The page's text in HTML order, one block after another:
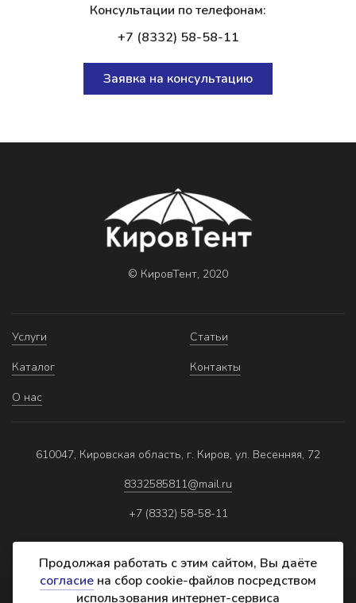
Консультации по телефонам:
+7 (8332) 58-58-11
Заявка на консультацию
© КировТент, 2020
Услуги
Каталог
О нас
Статьи
Контакты
610047, Кировская область, г. Киров, ул. Весенняя, 72
8332585811@mail.ru
+7 (8332) 58-58-11
Продолжая работать с этим сайтом, Вы даёте
согласие на сбор cookie-файлов посредством
использования интернет-сервиса